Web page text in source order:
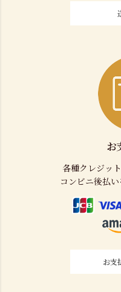
お
各種クレジッ
コンビニ後払い
お支